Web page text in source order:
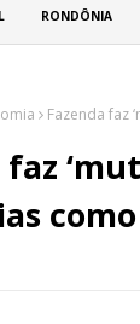
RONDÔNIA
Fazenda faz
faz
como